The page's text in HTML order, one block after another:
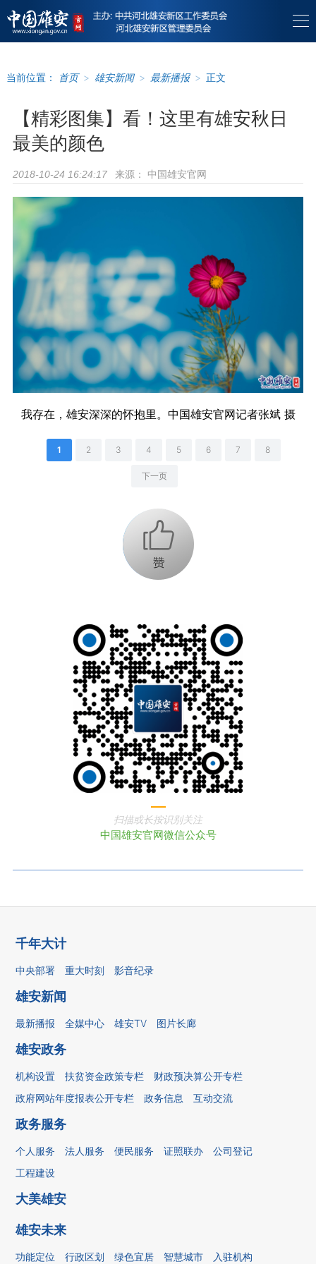
当前位置： 首页 > 雄安新闻 > 最新播报 > 正文
【精彩图集】看！这里有雄安秋日
最美的颜色
2018-10-24 16:24:17 来源： 中国雄安官网
我存在，雄安深深的怀抱里。中国雄安官网记者张斌 摄
1 2 3 4 5 6 7 8
下一页
+1
扫描或长按识别关注
中国雄安官网微信公众号
千年大计
中央部署 重大时刻 影音纪录
雄安新闻
最新播报 全媒中心 雄安TV 图片长廊
雄安政务
机构设置 扶贫资金政策专栏
财政预决算公开专栏
政府网站年度报表公开专栏
政务信息 互动交流
政务服务
个人服务 法人服务 便民服务 证照联办
公司登记
工程建设
大美雄安
雄安未来
功能定位 行政区划 绿色宜居 智慧城市 入驻机构